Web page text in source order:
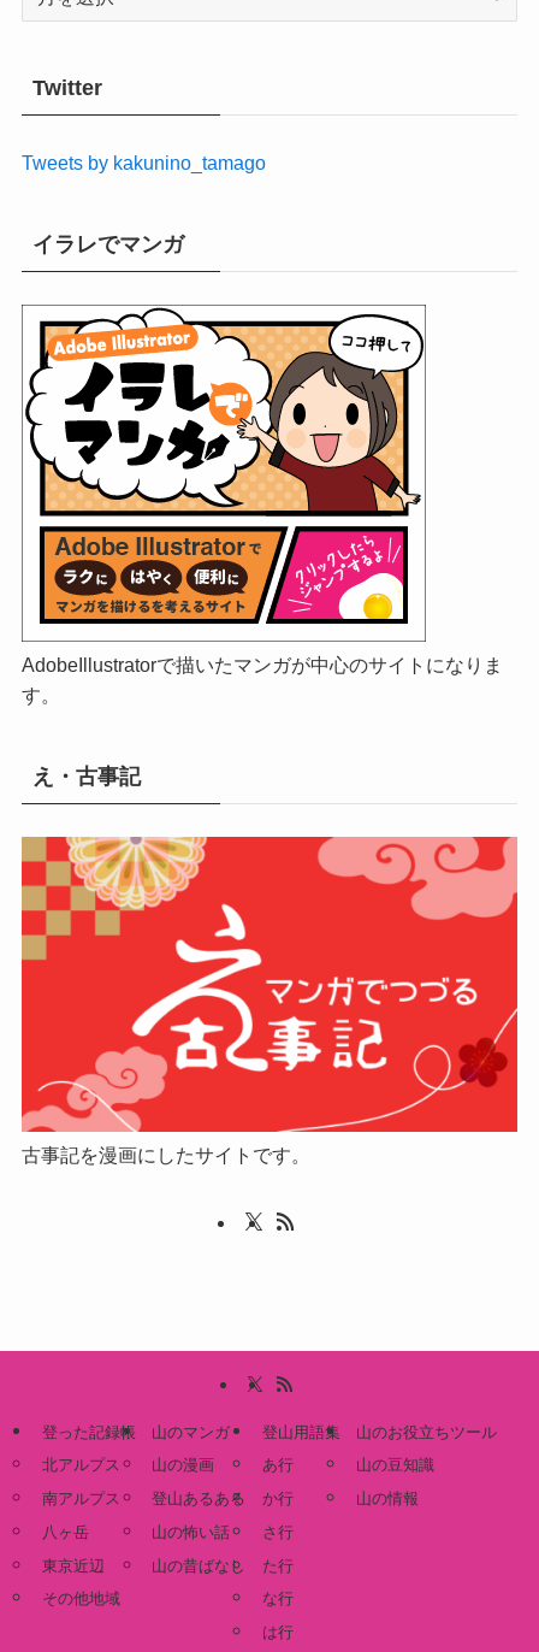
Twitter
Tweets by kakunino_tamago
イラレでマンガ
AdobeIllustratorで描いたマンガが中心のサイトになりま
す。
え・古事記
古事記を漫画にしたサイトです。
登った記録帳
北アルプス
南アルプス
八ヶ岳
東京近辺
その他地域
山のマンガ
山の漫画
登山あるある
山の怖い話
山の昔ばなし
登山用語集
あ行
か行
さ行
た行
な行
は行
山のお役立ちツール
山の豆知識
山の情報